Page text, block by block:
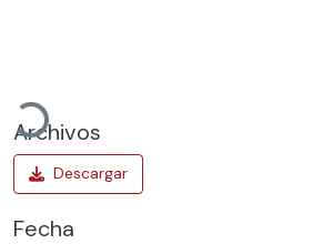
Archivos
Fecha